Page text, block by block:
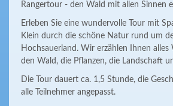
Rangertour - den Wald mit allen Sinnen
Erleben Sie eine wundervolle Tour mit
Klein durch die schöne Natur rund um
Hochsauerland. Wir erzählen Ihnen alles
den Wald, die Pflanzen, die Landschaft
Die Tour dauert ca. 1,5 Stunde, die
alle Teilnehmer angepasst.